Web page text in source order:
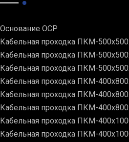
Основание ОСР
Кабельная проходка ПКМ-
Кабельная проходка ПКМ-
Кабельная проходка ПКМ-
Кабельная проходка ПКМ-
Кабельная проходка ПКМ-
Кабельная проходка ПКМ-
Кабельная проходка ПКМ-
Кабельная проходка ПКМ-